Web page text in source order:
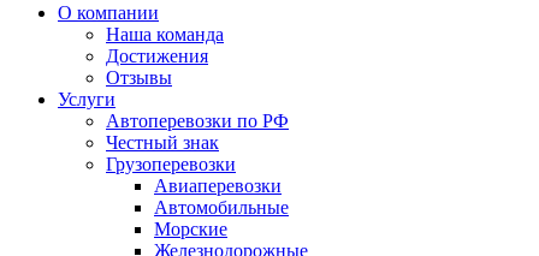
О компании
Наша команда
Достижения
Отзывы
Услуги
Автоперевозки по РФ
Честный знак
Грузоперевозки
Авиаперевозки
Автомобильные
Морские
Железнодорожные